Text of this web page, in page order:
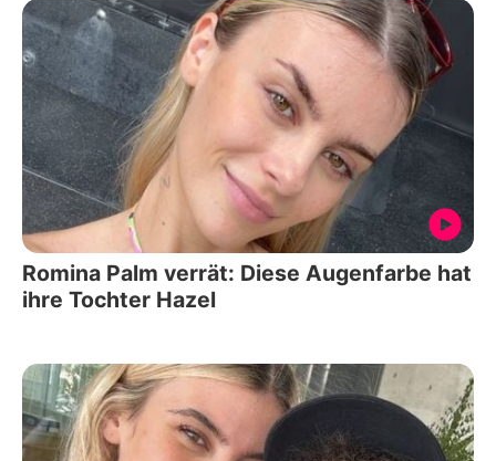
Romina Palm verrät: Diese Augenfarbe hat
ihre Tochter Hazel